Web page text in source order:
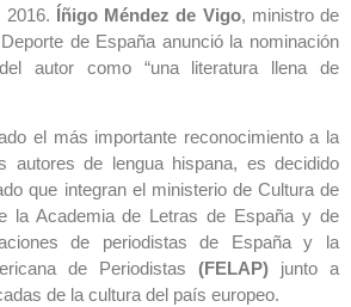
2016. Íñigo Méndez de Vigo, ministro de
de España anunció la nominación
autor como “una literatura llena de
el más importante reconocimiento a la
autores de lengua hispana, es decidido
que integran el ministerio de Cultura de
la Academia de Letras de España y de
de periodistas de España y la
de Periodistas (FELAP) junto a
de la cultura del país europeo.